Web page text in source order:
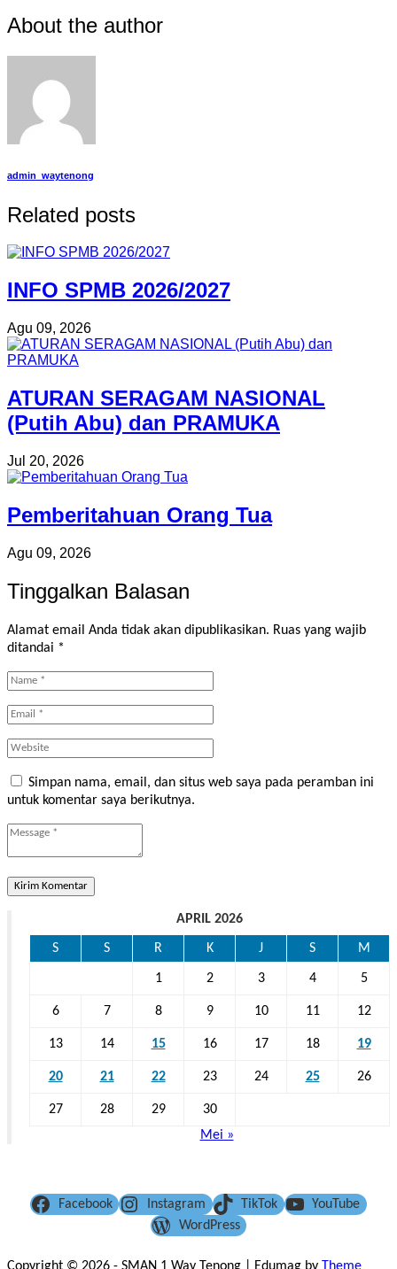
About the author
admin_waytenong
Related posts
INFO SPMB 2026/2027
Agu 09, 2026
ATURAN SERAGAM NASIONAL
(Putih Abu) dan PRAMUKA
Jul 20, 2026
Pemberitahuan Orang Tua
Agu 09, 2026
Tinggalkan Balasan
Alamat email Anda tidak akan dipublikasikan. Ruas yang wajib
ditandai *
Simpan nama, email, dan situs web saya pada peramban ini
untuk komentar saya berikutnya.
APRIL 2026
S S R K J S M
1 2 3 4 5
6 7 8 9 10 11 12
13 14 15 16 17 18 19
20 21 22 23 24 25 26
27 28 29
30
Mei »
Facebook Instagram TikTok
YouTube
WordPress
Copyright © 2026 - SMAN 1 Way Tenong Edumag by Theme